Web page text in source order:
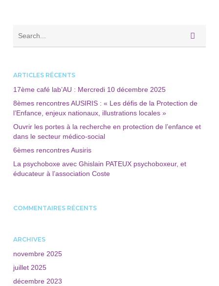
ARTICLES RÉCENTS
17ème café lab’AU : Mercredi 10 décembre 2025
8èmes rencontres AUSIRIS : « Les défis de la Protection de
l’Enfance, enjeux nationaux, illustrations locales »
Ouvrir les portes à la recherche en protection de l’enfance et
dans le secteur médico-social
6èmes rencontres Ausiris
La psychoboxe avec Ghislain PATEUX psychoboxeur, et
éducateur à l’association Coste
COMMENTAIRES RÉCENTS
ARCHIVES
novembre 2025
juillet 2025
décembre 2023